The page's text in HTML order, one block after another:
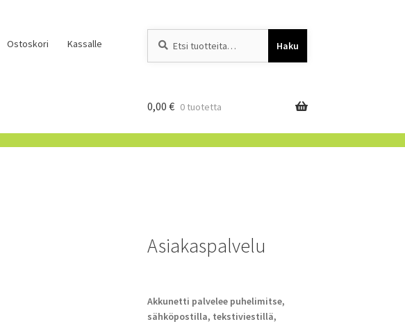
Ostoskori Kassalle Haku
0,00 € 0 tuotetta
Asiakaspalvelu
Akkunetti palvelee puhelimitse,
sähköpostilla, tekstiviestillä,